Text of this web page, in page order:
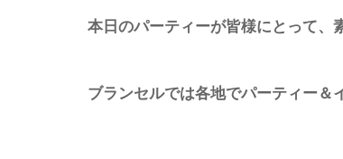
本日のパーティーが皆様にとって、
ブランセルでは各地でパーティー＆